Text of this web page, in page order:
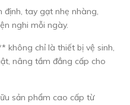
định, tay gạt nhẹ nhàng,
nghi mỗi ngày.
không chỉ là thiết bị vệ sinh,
nâng tầm đẳng cấp cho
sản phẩm cao cấp từ